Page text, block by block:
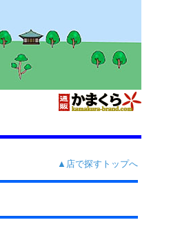
▲店で探すトップへ